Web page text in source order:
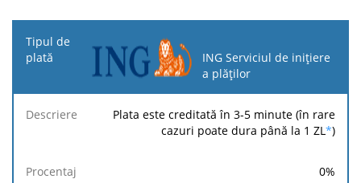
Tipul
de
Descriere Procentaj
Taxa
minimă
Taxa
maximă
Taxă
fixă
ING Serviciul de inițiere
a plăților
Plata este creditată în 3-5 minute (în rare
cazuri poate dura până la 1 ZL *)
0%